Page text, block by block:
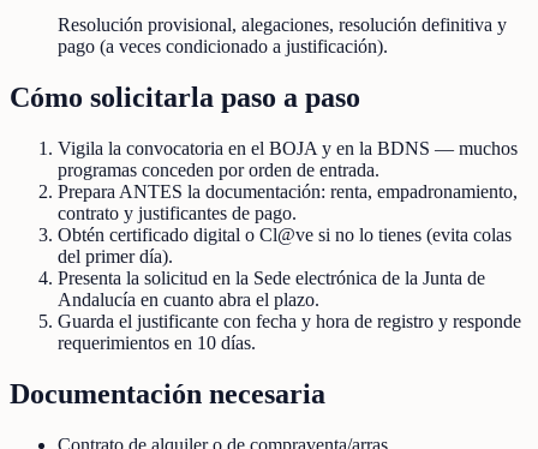
Resolución provisional, alegaciones, resolución definitiva y
pago (a veces condicionado a justificación).
Cómo solicitarla paso a paso
Vigila la convocatoria en el BOJA y en la BDNS — muchos
programas conceden por orden de entrada.
Prepara ANTES la documentación: renta, empadronamiento,
contrato y justificantes de pago.
Obtén certificado digital o Cl@ve si no lo tienes (evita colas
del primer día).
Presenta la solicitud en la Sede electrónica de la Junta de
Andalucía en cuanto abra el plazo.
Guarda el justificante con fecha y hora de registro y responde
requerimientos en 10 días.
Documentación necesaria
Contrato de alquiler o de compraventa/arras